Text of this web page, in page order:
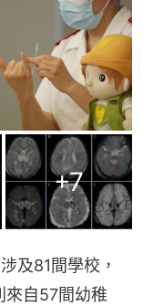
+7
及81間學校，
來自57間幼稚